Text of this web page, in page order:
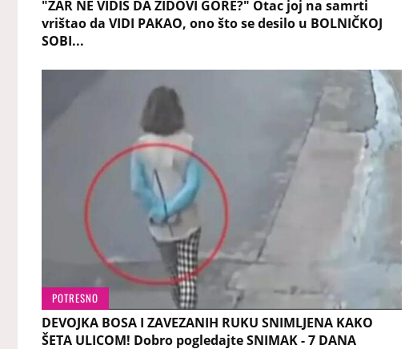
"ZAR NE VIDIŠ DA ZIDOVI GORE?" Otac joj na samrti
vrištao da VIDI PAKAO, ono što se desilo u BOLNIČKOJ
SOBI...
POTRESNO
DEVOJKA BOSA I ZAVEZANIH RUKU SNIMLJENA KAKO
ŠETA ULICOM! Dobro pogledajte SNIMAK - 7 DANA